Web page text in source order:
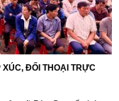
ĐỐI THOẠI TRỰC